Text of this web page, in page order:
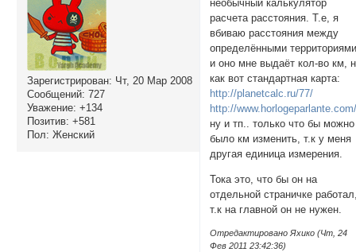
Зарегистрирован: Чт, 20 Мар 2008
Сообщений: 727
Уважение: +134
Позитив: +581
Пол: Женский
необычный калькулятор
расчета расстояния. Т.е, я
вбиваю расстояния между
определёнными
и оно мне выдаёт кол-во км,
как вот стандартная карта:
http://planetcalc.ru/77/
http://
ну и тп.. только что бы можно
было км изменить, т.к у меня
другая единица измерения.
Тока это, что бы он на
отдельной страничке
т.к на главной он не нужен.
Отредактировано Яхико (Чт, 24
Фев 2011 23:42:36)